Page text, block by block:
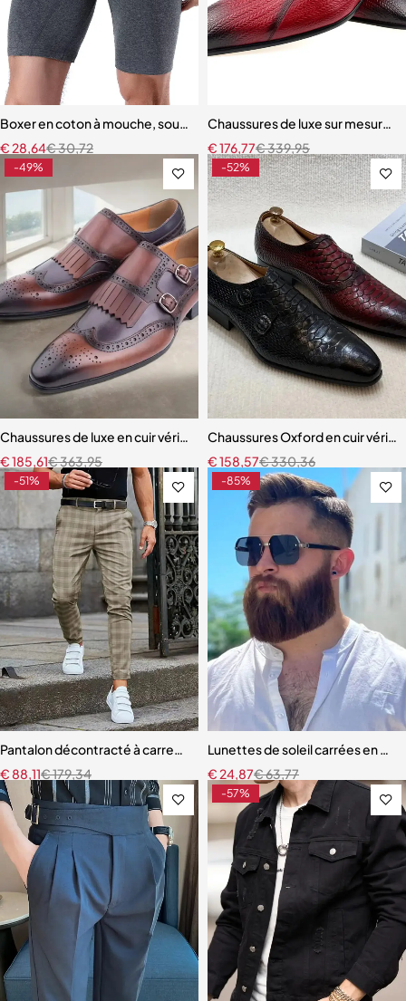
Boxer en coton à mouche, sous-vêtements à jambes longues pour
€30,72
€28,64
Chaussures de luxe sur mesure
€339,95
€176,77
-49%
Chaussures de luxe en cuir véritable à lacets pour hommes
€363,95
€185,61
-52%
Chaussures Oxford en cuir
€330,36
€158,57
-51%
Pantalon décontracté à carreaux à rayures pour hommes
€179,34
€ 88,11
-85%
Lunettes de soleil carrées en
€63,77
€24,87
-57%